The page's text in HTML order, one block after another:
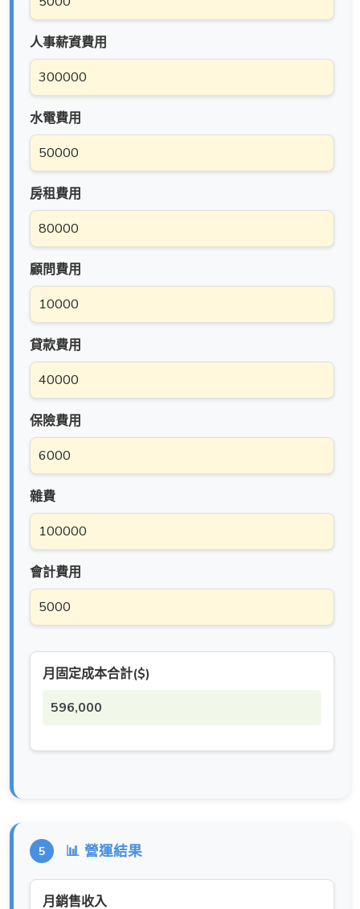
人事薪資費用
水電費用
房租費用
顧問費用
貸款費用
保險費用
雜費
會計費用
月固定成本合計($)
596,000
5 📊 營運結果
月銷售收入